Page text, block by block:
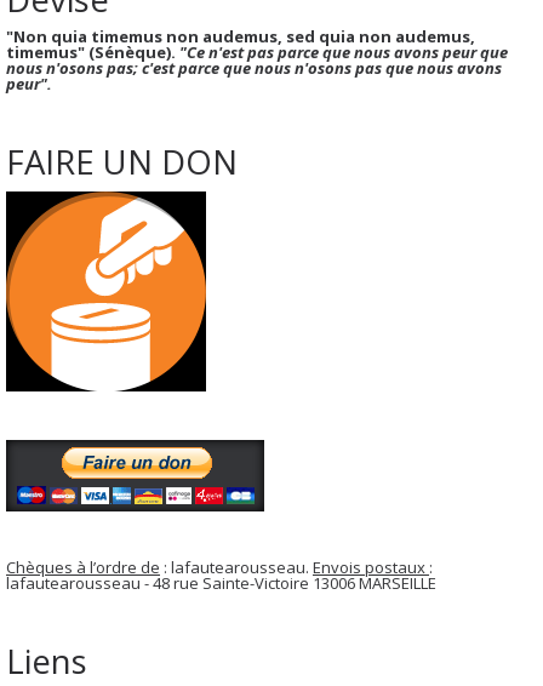
"Non quia timemus non audemus, sed quia non audemus,
timemus" (Sénèque). "Ce n'est pas parce que nous avons peur que
nous n'osons pas; c'est parce que nous n'osons pas que nous avons
peur".
FAIRE UN DON
Chèques à l’ordre de : lafautearousseau. Envois postaux :
lafautearousseau - 48 rue Sainte-Victoire 13006 MARSEILLE
Liens